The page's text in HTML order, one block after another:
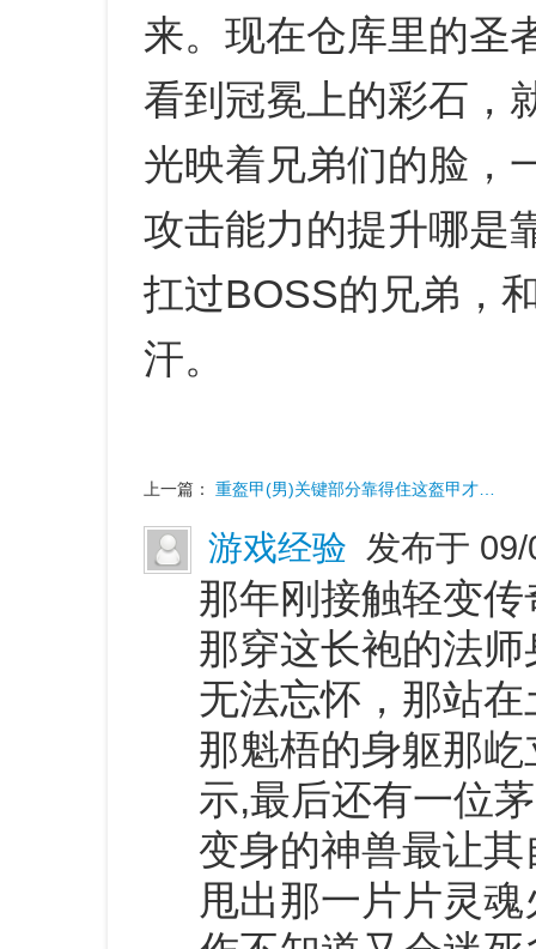
来。现在仓库里的圣
看到冠冕上的彩石，
光映着兄弟们的脸，
攻击能力的提升哪是
扛过BOSS的兄弟，
汗。
上一篇： 重盔甲(男)关键部分靠得住这盔甲才…
游戏经验 发布于
那年刚接触轻变
那穿这长袍的法
无法忘怀，那站
那魁梧的身躯那
示,最后还有一位
变身的神兽最让
甩出那一片片灵